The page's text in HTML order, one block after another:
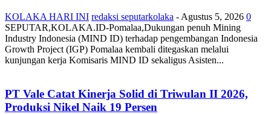
KOLAKA HARI INI redaksi seputarkolaka - Agustus 5, 2026 0
SEPUTAR,KOLAKA.ID-Pomalaa,Dukungan penuh Mining
Industry Indonesia (MIND ID) terhadap pengembangan Indonesia
Growth Project (IGP) Pomalaa kembali ditegaskan melalui
kunjungan kerja Komisaris MIND ID sekaligus Asisten...
PT Vale Catat Kinerja Solid di Triwulan II 2026,
Produksi Nikel Naik 19 Persen